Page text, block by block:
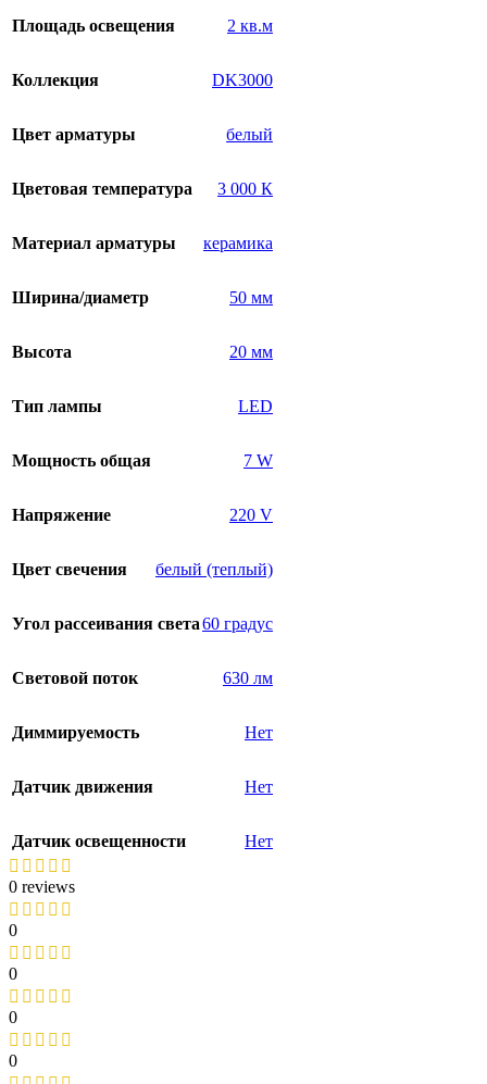
Площадь освещения 2 кв.м
Коллекция DK3000
Цвет арматуры белый
Цветовая температура 3 000 К
Материал арматуры керамика
Ширина/диаметр 50 мм
Высота 20 мм
Тип лампы LED
Мощность общая 7 W
Напряжение 220 V
Цвет свечения белый (теплый)
Угол рассеивания света60 градус
Световой поток 630 лм
Диммируемость Нет
Датчик движения Нет
Датчик освещенности Нет
0 reviews
0
0
0
0